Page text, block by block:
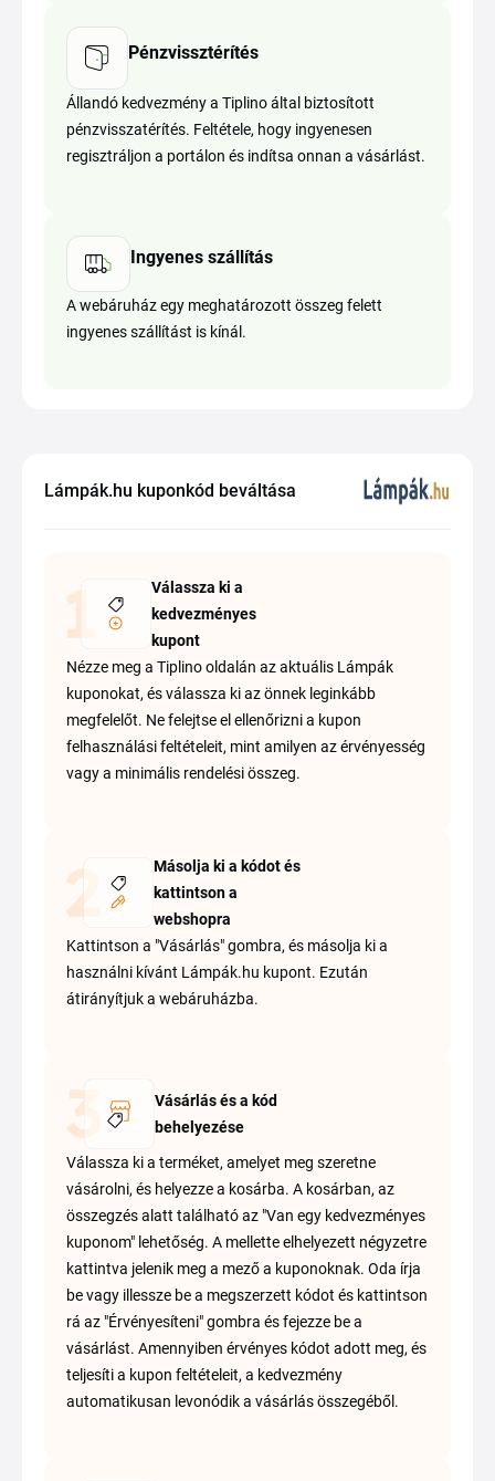
Pénzvissztérítés
Állandó kedvezmény a Tiplino által biztosított
pénzvisszatérítés. Feltétele, hogy ingyenesen
regisztráljon a portálon és indítsa onnan a vásárlást.
Ingyenes szállítás
A webáruház egy meghatározott összeg felett
ingyenes szállítást is kínál.
Lámpák.hu kuponkód beváltása
Válassza ki a
kedvezményes
kupont
Nézze meg a Tiplino oldalán az aktuális Lámpák
kuponokat, és válassza ki az önnek leginkább
megfelelőt. Ne felejtse el ellenőrizni a kupon
felhasználási feltételeit, mint amilyen az érvényesség
vagy a minimális rendelési összeg.
Másolja ki a kódot és
kattintson a
webshopra
Kattintson a "Vásárlás" gombra, és másolja ki a
használni kívánt Lámpák.hu kupont. Ezután
átirányítjuk a webáruházba.
Vásárlás és a kód
behelyezése
Válassza ki a terméket, amelyet meg szeretne
vásárolni, és helyezze a kosárba. A kosárban, az
összegzés alatt található az "Van egy kedvezményes
kuponom" lehetőség. A mellette elhelyezett négyzetre
kattintva jelenik meg a mező a kuponoknak. Oda írja
be vagy illessze be a megszerzett kódot és kattintson
rá az "Érvényesíteni" gombra és fejezze be a
vásárlást. Amennyiben érvényes kódot adott meg, és
teljesíti a kupon feltételeit, a kedvezmény
automatikusan levonódik a vásárlás összegéből.